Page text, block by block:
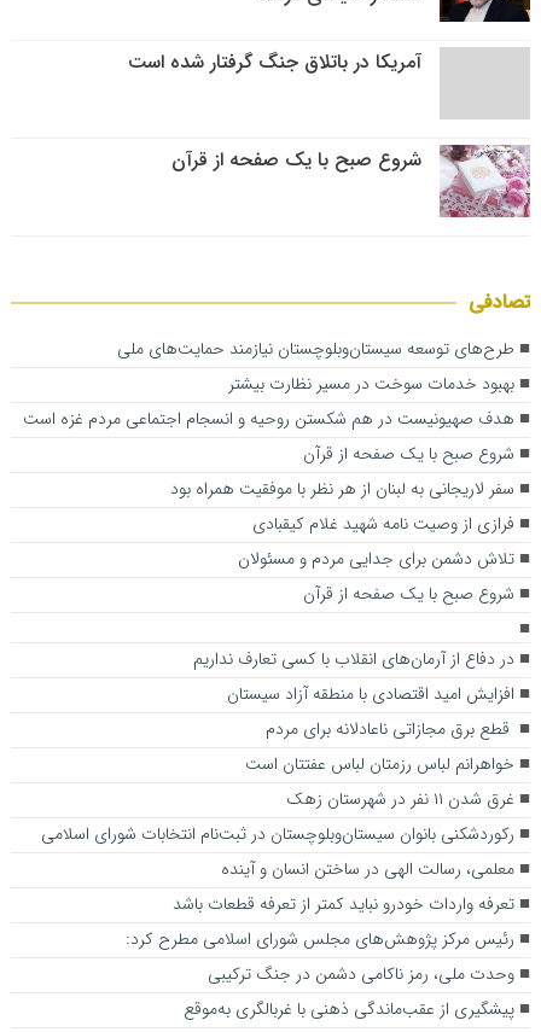
آمریکا در باتلاق جنگ گرفتار شده است
شروع صبح با یک صفحه از قرآن
تصادفی
طرح‌های توسعه سیستان‌وبلوچستان نیازمند حمایت‌های ملی
بهبود خدمات سوخت در مسیر نظارت بیشتر
هدف صهیونیست در هم شکستن روحیه و انسجام اجتماعی مردم غزه است
شروع صبح با یک صفحه از قرآن
سفر لاریجانی به لبنان از هر نظر با موفقیت همراه بود
فرازی از وصیت نامه شهید غلام کیقبادی
تلاش دشمن برای جدایی مردم و مسئولان
شروع صبح با یک صفحه از قرآن
در دفاع از آرمان‌های انقلاب با کسی تعارف نداریم
افزایش امید اقتصادی با منطقه آزاد سیستان
قطع برق مجازاتی ناعادلانه برای مردم
خواهرانم لباس رزمتان لباس عفتتان است
غرق شدن ۱۱ نفر در شهرستان زهک
رکوردشکنی بانوان سیستان‌وبلوچستان در ثبت‌نام انتخابات شورای اسلامی
معلمی، رسالت الهی در ساختن انسان و آینده
تعرفه واردات خودرو نباید کمتر از تعرفه قطعات باشد
رئیس مرکز پژوهش‌های مجلس شورای اسلامی مطرح کرد:
وحدت ملی، رمز ناکامی دشمن در جنگ ترکیبی
پیشگیری از عقب‌ماندگی ذهنی با غربالگری به‌موقع